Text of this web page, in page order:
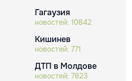
Гагаузия
новостей: 10842
Кишинев
новостей: 771
ДТП в Молдове
новостей: 7823